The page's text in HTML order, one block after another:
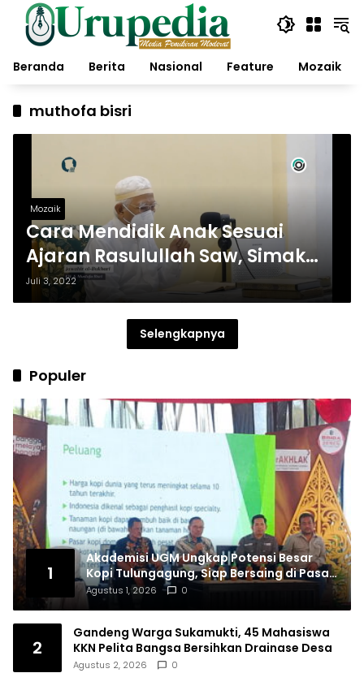
Langsung
konten
Beranda
Berita Nasional Feature Mozaik
muthofa bisri
Mozaik
Cara Mendidik Anak Sesuai
Ajaran Rasulullah Saw, Simak
Penjelasan Gus Mus
Juli 3, 2022
Selengkapnya
Populer
1
Akademisi UGM Ungkap Potensi Besar
Kopi Tulungagung, Siap Bersaing di Pasar
Nasional hingga Dunia
Agustus 1, 2026 0
2
Gandeng Warga Sukamukti, 45 Mahasiswa
KKN Pelita Bangsa Bersihkan Drainase Desa
Agustus 2, 2026 0